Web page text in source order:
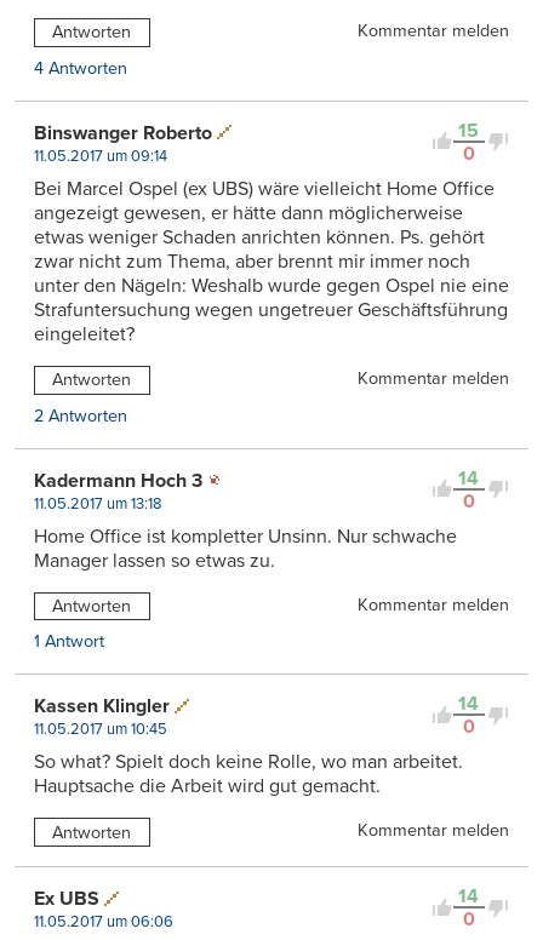
Antworten
Kommentar melden
4 Antworten
15
0
Binswanger Roberto
11.05.2017 um 09:14
Bei Marcel Ospel (ex UBS) wäre vielleicht Home Office
angezeigt gewesen, er hätte dann möglicherweise
etwas weniger Schaden anrichten können. Ps. gehört
zwar nicht zum Thema, aber brennt mir immer noch
unter den Nägeln: Weshalb wurde gegen Ospel nie eine
Strafuntersuchung wegen ungetreuer Geschäftsführung
eingeleitet?
Antworten
Kommentar melden
2 Antworten
14
0
Kadermann Hoch 3
11.05.2017 um 13:18
Home Office ist kompletter Unsinn. Nur schwache
Manager lassen so etwas zu.
Antworten
Kommentar melden
1 Antwort
14
0
Kassen Klingler
11.05.2017 um 10:45
So what? Spielt doch keine Rolle, wo man arbeitet.
Hauptsache die Arbeit wird gut gemacht.
Antworten Kommentar melden
14
0
Ex UBS
11.05.2017 um 06:06